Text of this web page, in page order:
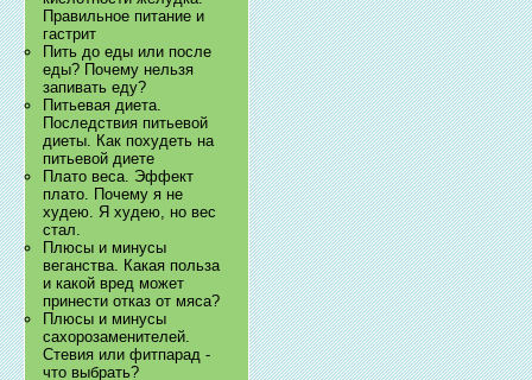
Правильное питание и
гастрит
Пить до еды или после
еды? Почему нельзя
запивать еду?
Питьевая диета.
Последствия питьевой
диеты. Как похудеть на
питьевой диете
Плато веса. Эффект
плато. Почему я не
худею. Я худею, но вес
стал.
Плюсы и минусы
веганства. Какая польза
и какой вред может
принести отказ от мяса?
Плюсы и минусы
сахорозаменителей.
Стевия или фитпарад -
что выбрать?